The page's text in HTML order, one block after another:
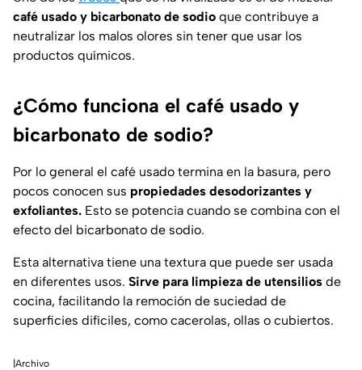
café usado y bicarbonato de sodio que contribuye a
neutralizar los malos olores sin tener que usar los
productos químicos.
¿Cómo funciona el café usado y
bicarbonato de sodio?
Por lo general el café usado termina en la basura, pero
pocos conocen sus propiedades desodorizantes y
exfoliantes. Esto se potencia cuando se combina con el
efecto del bicarbonato de sodio.
Esta alternativa tiene una textura que puede ser usada
en diferentes usos. Sirve para limpieza de utensilios de
cocina, facilitando la remoción de suciedad de
superficies difíciles, como cacerolas, ollas o cubiertos.
|Archivo